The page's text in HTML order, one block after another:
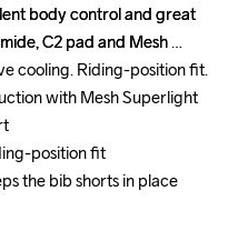
body control and great
C2 pad and Mesh
cooling. Riding-position fit.
with Mesh Superlight
position fit
the bib shorts in place
body control and great
C2 pad and Mesh
cooling. Riding-position fit.
with Mesh Superlight
position fit
the bib shorts in place